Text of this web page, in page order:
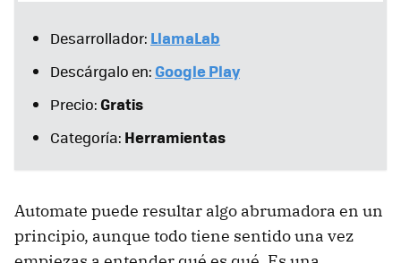
Desarrollador: LlamaLab
Descárgalo en: Google Play
Precio:Gratis
Categoría: Herramientas
Automate puede resultar algo abrumadora en un
principio, aunque todo tiene sentido una vez